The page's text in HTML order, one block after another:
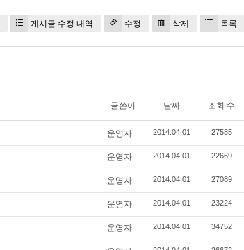
게시글 수정 내역 수정 삭제 목록
글쓴이 날짜 조회 수
운영자 2014.04.01 27585
운영자 2014.04.01 22669
운영자 2014.04.01 27089
운영자 2014.04.01 23224
운영자 2014.04.01 34752